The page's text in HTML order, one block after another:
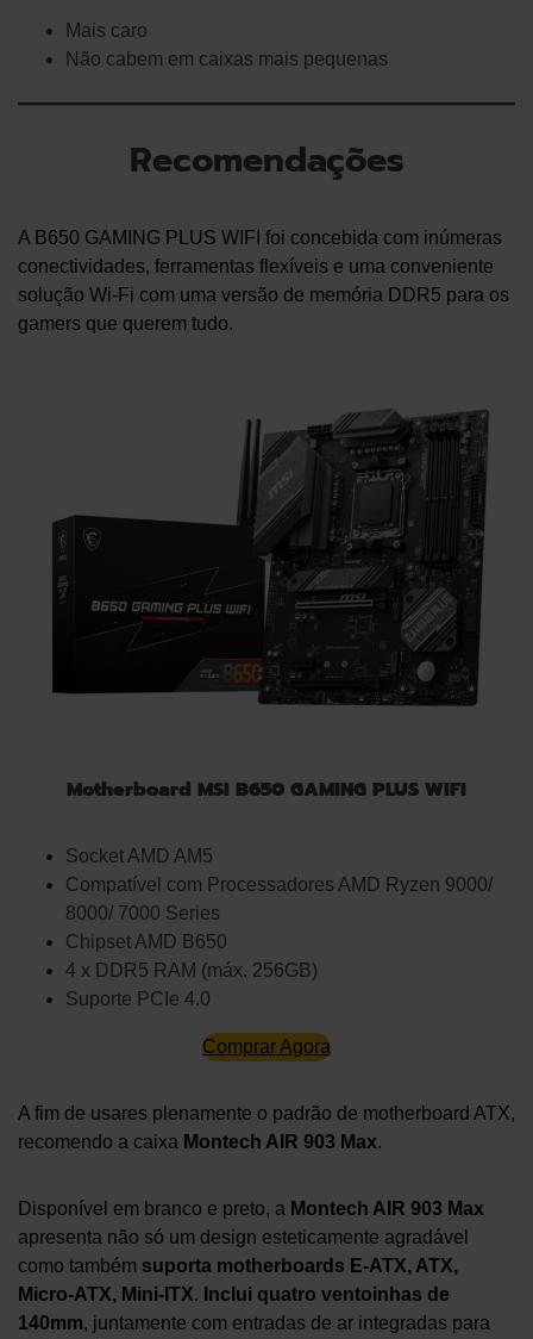
Mais caro
Não cabem em caixas mais pequenas
Recomendações
A B650 GAMING PLUS WIFI foi concebida com inúmeras
conectividades, ferramentas flexíveis e uma conveniente
solução Wi-Fi com uma versão de memória DDR5 para os
gamers que querem tudo.
Motherboard MSI B650 GAMING PLUS WIFI
Socket AMD AM5
Compatível com Processadores AMD Ryzen 9000/
8000/ 7000 Series
Chipset AMD B650
4 x DDR5 RAM (máx. 256GB)
Suporte PCIe 4.0
Comprar Agora
A fim de usares plenamente o padrão de motherboard ATX,
recomendo a caixa Montech AIR 903 Max.
Disponível em branco e preto, a Montech AIR 903 Max
apresenta não só um design esteticamente agradável
como também suporta motherboards E-ATX, ATX,
Micro-ATX, Mini-ITX. Inclui quatro ventoinhas de
140mm, juntamente com entradas de ar integradas para